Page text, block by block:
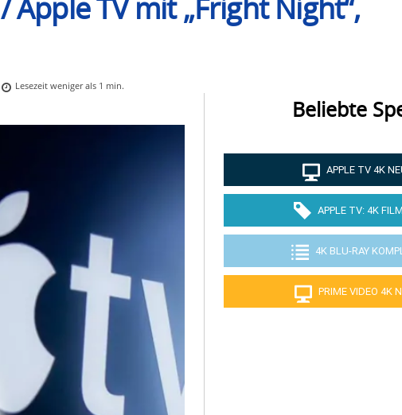
TV mit „Fright Night“,
Lesezeitweniger als 1 min.
Beliebte
APPLE TV 4K
APPLE TV: 4K
4K BLU-RAY
PRIME VIDEO 4K